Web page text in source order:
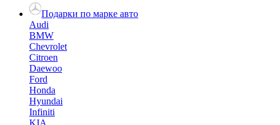
Подарки по марке авто
Audi
BMW
Chevrolet
Citroen
Daewoo
Ford
Honda
Hyundai
Infiniti
KIA